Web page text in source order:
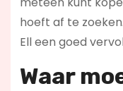
hoeft af te
Ell een goed
Waar